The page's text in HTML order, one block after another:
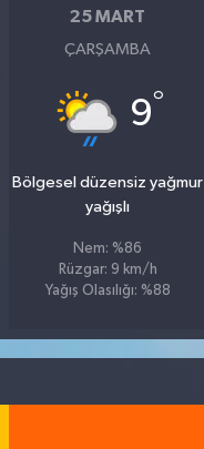
25 MART
ÇARŞAMBA
9°
Bölgesel düzensiz yağmur
yağışlı
Nem: %86
Rüzgar: 9 km/h
Yağış Olasılığı: %88